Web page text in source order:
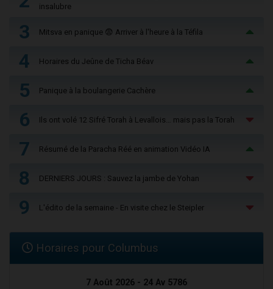
insalubre
3 Mitsva en panique 😨 Arriver à l'heure à la Téfila
4 Horaires du Jeûne de Ticha Béav
5 Panique à la boulangerie Cachère
6 Ils ont volé 12 Sifré Torah à Levallois… mais pas la Torah
7 Résumé de la Paracha Réé en animation Vidéo IA
8 DERNIERS JOURS : Sauvez la jambe de Yohan
9 L'édito de la semaine - En visite chez le Steipler
Horaires pour Columbus
7 Août 2026 - 24 Av 5786